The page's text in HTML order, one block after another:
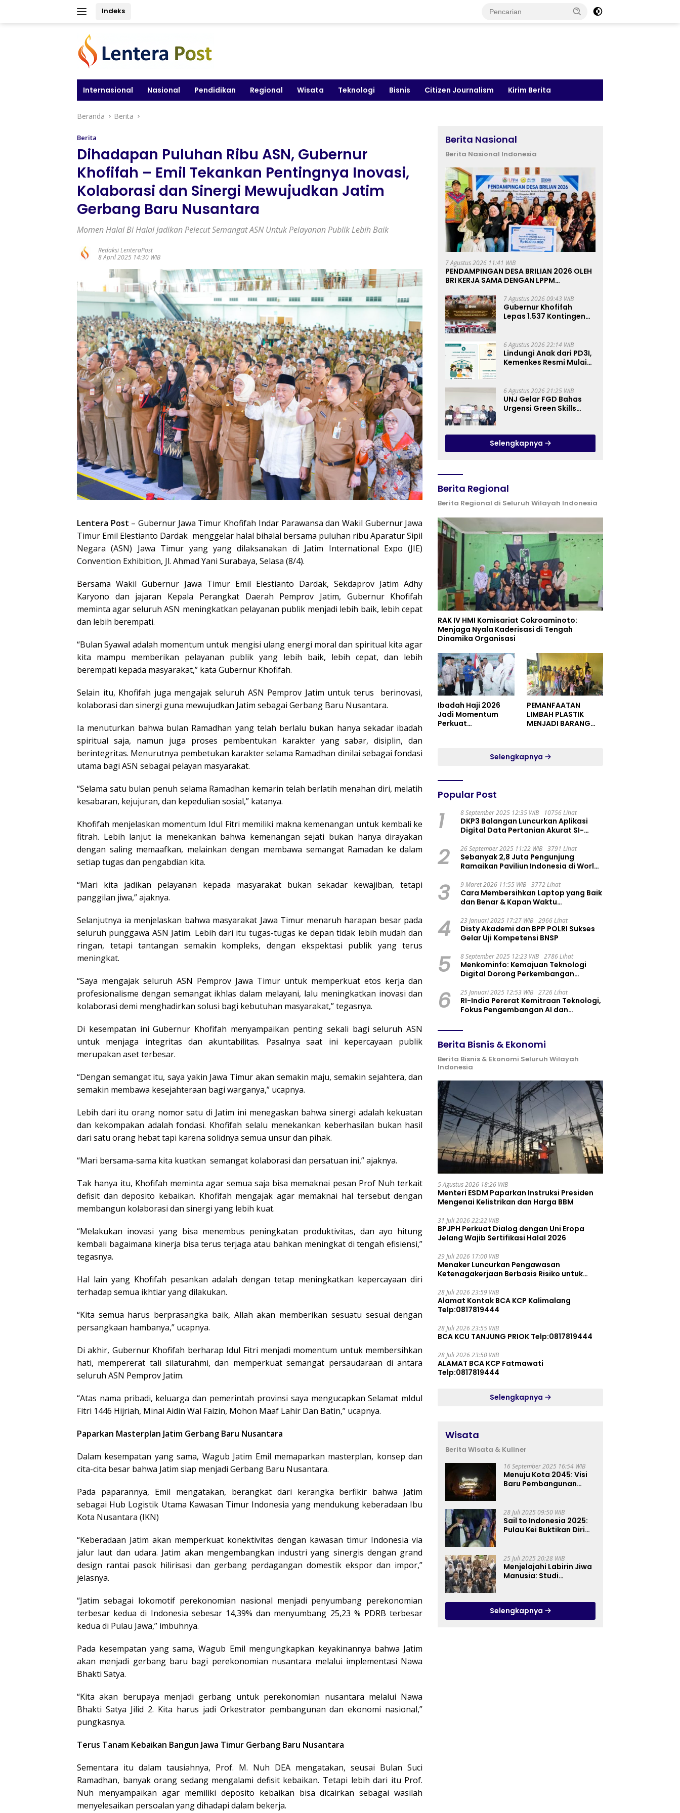
Indeks
Internasional Nasional Pendidikan Regional Wisata Teknologi Bisnis Citizen Journalism Kirim Berita
Beranda Berita
Berita
Dihadapan Puluhan Ribu ASN, Gubernur
Khofifah – Emil Tekankan Pentingnya Inovasi,
Kolaborasi dan Sinergi Mewujudkan Jatim
Gerbang Baru Nusantara
Momen Halal Bi Halal Jadikan Pelecut Semangat ASN Untuk Pelayanan Publik Lebih Baik
Redaksi LenteraPost
8 April 2025 14:30 WIB
Lentera Post – Gubernur Jawa Timur Khofifah Indar Parawansa dan Wakil Gubernur Jawa
Timur Emil Elestianto Dardak menggelar halal bihalal bersama puluhan ribu Aparatur Sipil
Negara (ASN) Jawa Timur yang yang dilaksanakan di Jatim International Expo (JIE)
Convention Exhibition, Jl. Ahmad Yani Surabaya, Selasa (8/4).
Bersama Wakil Gubernur Jawa Timur Emil Elestianto Dardak, Sekdaprov Jatim Adhy
Karyono dan jajaran Kepala Perangkat Daerah Pemprov Jatim, Gubernur Khofifah
meminta agar seluruh ASN meningkatkan pelayanan publik menjadi lebih baik, lebih cepat
dan lebih berempati.
“Bulan Syawal adalah momentum untuk mengisi ulang energi moral dan spiritual kita agar
kita mampu memberikan pelayanan publik yang lebih baik, lebih cepat, dan lebih
berempati kepada masyarakat,” kata Gubernur Khofifah.
Selain itu, Khofifah juga mengajak seluruh ASN Pemprov Jatim untuk terus berinovasi,
kolaborasi dan sinergi guna mewujudkan Jatim sebagai Gerbang Baru Nusantara.
Ia menuturkan bahwa bulan Ramadhan yang telah berlalu bukan hanya sekadar ibadah
spiritual saja, namun juga proses pembentukan karakter yang sabar, disiplin, dan
berintegritas. Menurutnya pembetukan karakter selama Ramadhan dinilai sebagai fondasi
utama bagi ASN sebagai pelayan masyarakat.
“Selama satu bulan penuh selama Ramadhan kemarin telah berlatih menahan diri, melatih
kesabaran, kejujuran, dan kepedulian sosial,” katanya.
Khofifah menjelaskan momentum Idul Fitri memiliki makna kemenangan untuk kembali ke
fitrah. Lebih lanjut ia menekankan bahwa kemenangan sejati bukan hanya dirayakan
dengan saling memaafkan, melainkan dengan membawa semangat Ramadan ke dalam
setiap tugas dan pengabdian kita.
“Mari kita jadikan pelayanan kepada masyarakat bukan sekadar kewajiban, tetapi
panggilan jiwa,” ajaknya.
Selanjutnya ia menjelaskan bahwa masyarakat Jawa Timur menaruh harapan besar pada
seluruh punggawa ASN Jatim. Lebih dari itu tugas-tugas ke depan tidak lebih mudah dan
ringan, tetapi tantangan semakin kompleks, dengan ekspektasi publik yang terus
meningkat.
“Saya mengajak seluruh ASN Pemprov Jawa Timur untuk memperkuat etos kerja dan
profesionalisme dengan semangat ikhlas dalam melayani, lalu meningkatkan inovasi dan
kolaborasi demi menghadirkan solusi bagi kebutuhan masyarakat,” tegasnya.
Di kesempatan ini Gubernur Khofifah menyampaikan penting sekali bagi seluruh ASN
untuk menjaga integritas dan akuntabilitas. Pasalnya saat ini kepercayaan publik
merupakan aset terbesar.
“Dengan semangat itu, saya yakin Jawa Timur akan semakin maju, semakin sejahtera, dan
semakin membawa kesejahteraan bagi warganya,” ucapnya.
Lebih dari itu orang nomor satu di Jatim ini menegaskan bahwa sinergi adalah kekuatan
dan kekompakan adalah fondasi. Khofifah selalu menekankan keberhasilan bukan hasil
dari satu orang hebat tapi karena solidnya semua unsur dan pihak.
“Mari bersama-sama kita kuatkan semangat kolaborasi dan persatuan ini,” ajaknya.
Tak hanya itu, Khofifah meminta agar semua saja bisa memaknai pesan Prof Nuh terkait
defisit dan deposito kebaikan. Khofifah mengajak agar memaknai hal tersebut dengan
membangun kolaborasi dan sinergi yang lebih kuat.
“Melakukan inovasi yang bisa menembus peningkatan produktivitas, dan ayo hitung
kembali bagaimana kinerja bisa terus terjaga atau bahkan meningkat di tengah efisiensi,”
tegasnya.
Hal lain yang Khofifah pesankan adalah dengan tetap meningkatkan kepercayaan diri
terhadap semua ikhtiar yang dilakukan.
“Kita semua harus berprasangka baik, Allah akan memberikan sesuatu sesuai dengan
persangkaan hambanya,” ucapnya.
Di akhir, Gubernur Khofifah berharap Idul Fitri menjadi momentum untuk membersihkan
hati, mempererat tali silaturahmi, dan memperkuat semangat persaudaraan di antara
seluruh ASN Pemprov Jatim.
“Atas nama pribadi, keluarga dan pemerintah provinsi saya mengucapkan Selamat mIdul
Fitri 1446 Hijriah, Minal Aidin Wal Faizin, Mohon Maaf Lahir Dan Batin,” ucapnya.
Paparkan Masterplan Jatim Gerbang Baru Nusantara
Dalam kesempatan yang sama, Wagub Jatim Emil memaparkan masterplan, konsep dan
cita-cita besar bahwa Jatim siap menjadi Gerbang Baru Nusantara.
Pada paparannya, Emil mengatakan, berangkat dari kerangka berfikir bahwa Jatim
sebagai Hub Logistik Utama Kawasan Timur Indonesia yang mendukung keberadaan Ibu
Kota Nusantara (IKN)
“Keberadaan Jatim akan memperkuat konektivitas dengan kawasan timur Indonesia via
jalur laut dan udara. Jatim akan mengembangkan industri yang sinergis dengan grand
design rantai pasok hilirisasi dan gerbang perdagangan domestik ekspor dan impor,”
jelasnya.
“Jatim sebagai lokomotif perekonomian nasional menjadi penyumbang perekonomian
terbesar kedua di Indonesia sebesar 14,39% dan menyumbang 25,23 % PDRB terbesar
kedua di Pulau Jawa,” imbuhnya.
Pada kesempatan yang sama, Wagub Emil mengungkapkan keyakinannya bahwa Jatim
akan menjadi gerbang baru bagi perekonomian nusantara melalui implementasi Nawa
Bhakti Satya.
“Kita akan berupaya menjadi gerbang untuk perekonomian nusantara melalui Nawa
Bhakti Satya Jilid 2. Kita harus jadi Orkestrator pembangunan dan ekonomi nasional,”
pungkasnya.
Terus Tanam Kebaikan Bangun Jawa Timur Gerbang Baru Nusantara
Sementara itu dalam tausiahnya, Prof. M. Nuh DEA mengatakan, seusai Bulan Suci
Ramadhan, banyak orang sedang mengalami defisit kebaikan. Tetapi lebih dari itu Prof.
Nuh menyampaikan agar memiliki deposito kebaikan bisa dicairkan sebagai wasilah
menyelesaikan persoalan yang dihadapi dalam bekerja.
Berita Nasional
Berita Nasional Indonesia
7 Agustus 2026 11:41 WIB
PENDAMPINGAN DESA BRILIAN 2026 OLEH
BRI KERJA SAMA DENGAN LPPM
PURWOKERTO
7 Agustus 2026 09:43 WIB
Gubernur Khofifah
Lepas 1.537 Kontingen
Pesankan Pererat
Persaudaraan, Perkuat
Persatuan dan
6 Agustus 2026 22:14 WIB
Lindungi Anak dari PD3I,
Kemenkes Resmi Mulai
6 Agustus 2026 21:25 WIB
UNJ Gelar FGD Bahas
Urgensi Green Skills
Kurikulum SMK
Pariwisata, Perhotelan,
dan UPW
Selengkapnya
Berita Regional
Berita Regional di Seluruh Wilayah Indonesia
RAK IV HMI Komisariat Cokroaminoto:
Menjaga Nyala Kaderisasi di Tengah
Dinamika Organisasi
Ibadah Haji 2026
Jadi Momentum
Perkuat
PEMANFAATAN
LIMBAH PLASTIK
MENJADI BARANG
RESIDENCE
Selengkapnya
Popular Post
1 8 September 2025 12:35 WIB 10756 Lihat
DKP3 Balangan Luncurkan Aplikasi
Digital Data Pertanian Akurat SI-
2 26 September 2025 11:22 WIB 3791 Lihat
Sebanyak 2,8 Juta Pengunjung
Ramaikan Paviliun Indonesia di World
3 9 Maret 2026 11:55 WIB 3772 Lihat
Cara Membersihkan Laptop yang Baik
dan Benar & Kapan Waktu
4 23 Januari 2025 17:27 WIB 2966 Lihat
Disty Akademi dan BPP POLRI Sukses
Gelar Uji Kompetensi BNSP
5 8 September 2025 12:23 WIB 2786 Lihat
Menkominfo: Kemajuan Teknologi
Digital Dorong Perkembangan
6 25 Januari 2025 12:53 WIB 2726 Lihat
RI-India Pererat Kemitraan Teknologi,
Fokus Pengembangan AI dan
Berita Bisnis & Ekonomi
Berita Bisnis & Ekonomi Seluruh Wilayah
Indonesia
5 Agustus 2026 18:26 WIB
Menteri ESDM Paparkan Instruksi Presiden
Mengenai Kelistrikan dan Harga BBM
31 Juli 2026 22:22 WIB
BPJPH Perkuat Dialog dengan Uni Eropa
Jelang Wajib Sertifikasi Halal 2026
29 Juli 2026 17:00 WIB
Menaker Luncurkan Pengawasan
Ketenagakerjaan Berbasis Risiko untuk
28 Juli 2026 23:59 WIB
Alamat Kontak BCA KCP Kalimalang
Telp:0817819444
28 Juli 2026 23:55 WIB
BCA KCU TANJUNG PRIOK Telp:0817819444
28 Juli 2026 23:50 WIB
ALAMAT BCA KCP Fatmawati
Telp:0817819444
Selengkapnya
Wisata
Berita Wisata & Kuliner
16 September 2025 16:54 WIB
Menuju Kota 2045: Visi
Baru Pembangunan
28 Juli 2025 09:50 WIB
Sail to Indonesia 2025:
Pulau Kei Buktikan Diri
25 Juli 2025 20:28 WIB
Menjelajahi Labirin Jiwa
Manusia: Studi
Pandanaran di RSJ
Grhasia
Selengkapnya